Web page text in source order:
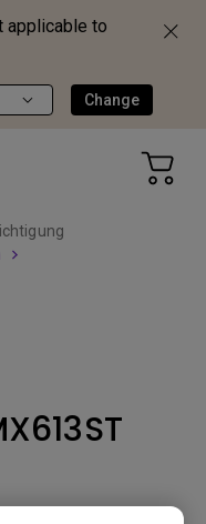
applicable to
Change